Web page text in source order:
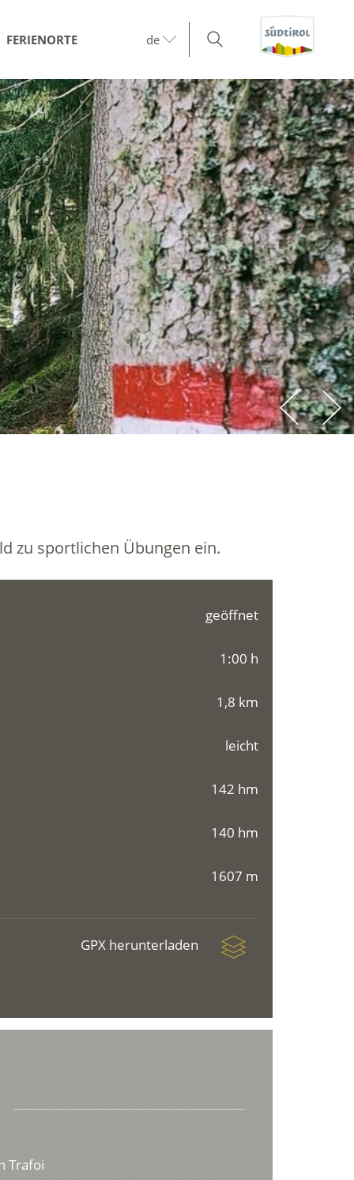
FERIENORTE de
zu sportlichen Übungen ein.
geöffnet
1:00 h
1,8 km
leicht
142 hm
140 hm
1607 m
GPX herunterladen
Trafoi